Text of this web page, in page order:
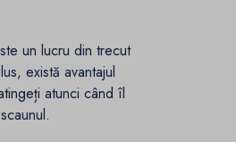
un lucru din trecut
există avantajul
atunci când îl